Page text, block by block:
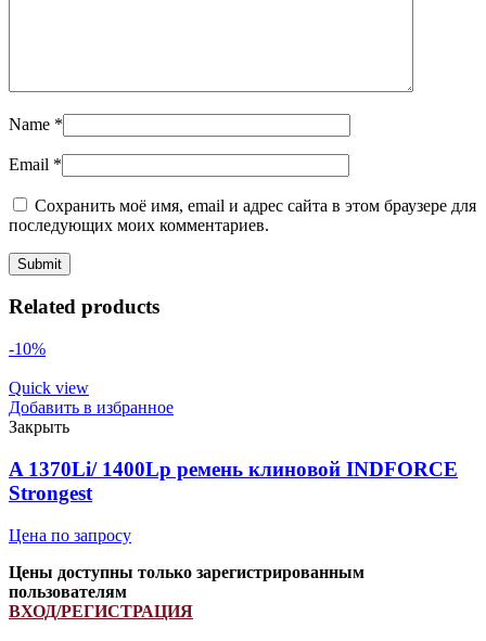
Name *
Email *
Сохранить моё имя, email и адрес сайта в этом браузере для
последующих моих комментариев.
Related products
-10%
Quick view
Добавить в избранное
Закрыть
A 1370Li/ 1400Lp ремень клиновой INDFORCE
Strongest
Цена по запросу
Цены доступны только зарегистрированным
пользователям
ВХОД/РЕГИСТРАЦИЯ